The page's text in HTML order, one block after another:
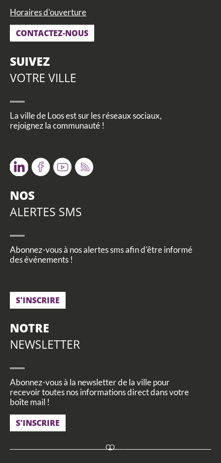
Horaires d'ouverture
CONTACTEZ-NOUS
SUIVEZ
VOTRE VILLE
La ville de Loos est sur les réseaux sociaux,
rejoignez la communauté !
TwitterFacebookYoutube
RSS
NOS
ALERTES SMS
Abonnez-vous à nos alertes sms afin d'être informé
des événements !
S'INSCRIRE
NOTRE
NEWSLETTER
Abonnez-vous à la newsletter de la ville pour
recevoir toutes nos informations direct dans votre
boîte mail !
S'INSCRIRE